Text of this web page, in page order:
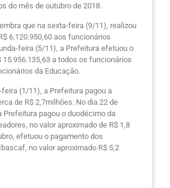
do mês de outubro de 2018.
que na sexta-feira (9/11), realizou
6.120.950,60 aos funcionários
feira (5/11), a Prefeitura efetuou o
15.956.135,63 a todos os funcionários
da Educação.
(1/11), a Prefeitura pagou a
de R$ 2,7milhões. No dia 22 de
Prefeitura pagou o duodécimo da
no valor aproximado de R$ 1,8
efetuou o pagamento dos
no valor aproximado R$ 5,2